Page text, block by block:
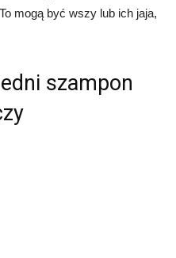
mogą być wszy lub ich jaja,
szampon